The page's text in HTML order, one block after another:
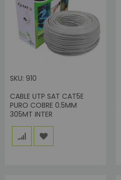
SKU: 910
CABLE UTP SAT CAT5E
PURO COBRE 0.5MM
305MT INTER